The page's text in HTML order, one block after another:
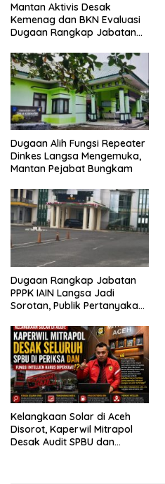
Mantan Aktivis Desak
Kemenag dan BKN Evaluasi
Dugaan Rangkap Jabatan
Dugaan Alih Fungsi Repeater
Dinkes Langsa Mengemuka,
Mantan Pejabat Bungkam
Dugaan Rangkap Jabatan
PPPK IAIN Langsa Jadi
Sorotan, Publik Pertanyakan
Kelangkaan Solar di Aceh
Disorot, Kaperwil Mitrapol
Desak Audit SPBU dan